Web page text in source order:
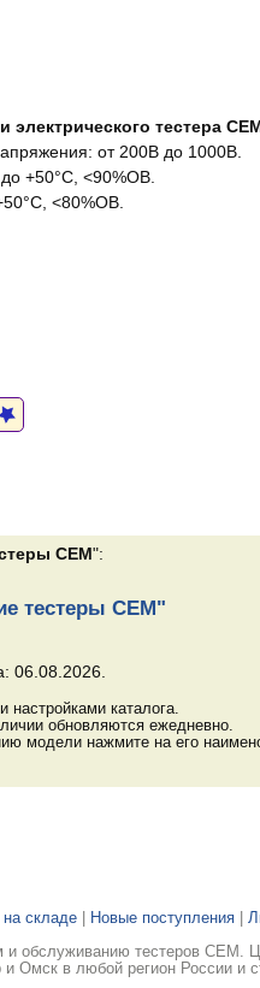
электрического тестера
от 200В до 1000В.
до +50°С, <90%ОВ.
<80%ОВ.
CEM":
тестеры CEM"
06.08.2026.
настройками каталога.
обновляются ежедневно.
модели нажмите на его
складе Новые поступления
обслуживанию тестеров CEM.
Омск в любой регион России и